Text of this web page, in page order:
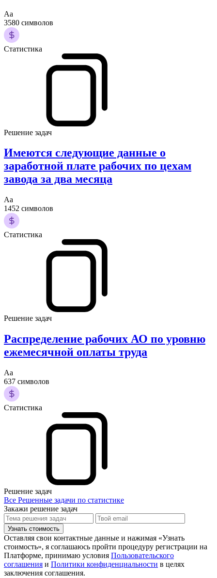
Аа
3580 символов
Статистика
Решение задач
Имеются следующие данные о
заработной плате рабочих по цехам
завода за два месяца
Аа
1452 символов
Статистика
Решение задач
Распределение рабочих АО по уровню
ежемесячной оплаты труда
Аа
637 символов
Статистика
Решение задач
Все Решенные задачи по статистике
Закажи решение задач
Узнать стоимость
Оставляя свои контактные данные и нажимая «Узнать
стоимость», я соглашаюсь пройти процедуру регистрации на
Платформе, принимаю условия Пользовательского
соглашения и Политики конфиденциальности в целях
заключения соглашения.